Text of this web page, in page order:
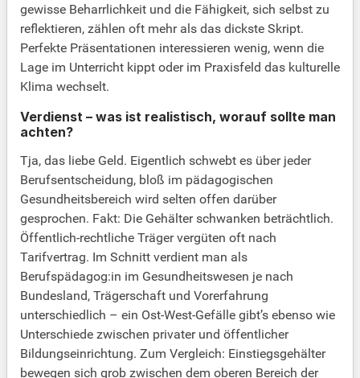
gewisse Beharrlichkeit und die Fähigkeit, sich selbst zu
reflektieren, zählen oft mehr als das dickste Skript.
Perfekte Präsentationen interessieren wenig, wenn die
Lage im Unterricht kippt oder im Praxisfeld das kulturelle
Klima wechselt.
Verdienst – was ist realistisch, worauf sollte man
achten?
Tja, das liebe Geld. Eigentlich schwebt es über jeder
Berufsentscheidung, bloß im pädagogischen
Gesundheitsbereich wird selten offen darüber
gesprochen. Fakt: Die Gehälter schwanken beträchtlich.
Öffentlich-rechtliche Träger vergüten oft nach
Tarifvertrag. Im Schnitt verdient man als
Berufspädagog:in im Gesundheitswesen je nach
Bundesland, Trägerschaft und Vorerfahrung
unterschiedlich – ein Ost-West-Gefälle gibt’s ebenso wie
Unterschiede zwischen privater und öffentlicher
Bildungseinrichtung. Zum Vergleich: Einstiegsgehälter
bewegen sich grob zwischen dem oberen Bereich der